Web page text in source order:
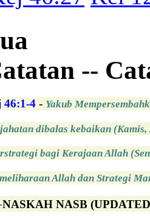
--
46:1-4 - Yakub
dibalas kebaikan
bagi Kerajaan Allah
Allah dan Strategi
NASKAH NASB